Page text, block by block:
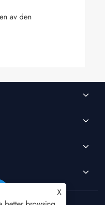
av den
X